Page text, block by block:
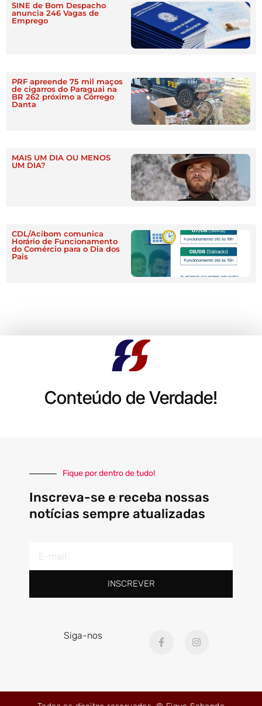
SINE de Bom Despacho
anuncia 246 Vagas de
Emprego
PRF apreende 75 mil maços
de cigarros do Paraguai na
BR 262 próximo a Córrego
Danta
MAIS UM DIA OU MENOS
UM DIA?
CDL/Acibom comunica
Horário de Funcionamento
do Comércio para o Dia dos
Pais
Conteúdo de Verdade!
Fique por dentro de tudo!
Inscreva-se e receba nossas
notícias sempre atualizadas
INSCREVER
Siga-nos
a
o
n
r